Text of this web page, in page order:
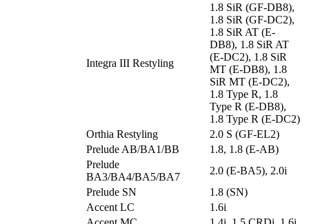
Integra III Restyling
1.8 SiR (GF-DB8),
1.8 SiR (GF-DC2),
1.8 SiR AT (E-
DB8), 1.8 SiR AT
(E-DC2), 1.8 SiR
MT (E-DB8), 1.8
SiR MT (E-DC2),
1.8 Type R, 1.8
Type R (E-DB8),
1.8 Type R (E-DC2)
Orthia Restyling
2.0 S (GF-EL2)
Prelude AB/BA1/BB
1.8, 1.8 (E-AB)
Prelude
BA3/BA4/BA5/BA7
2.0 (E-BA5), 2.0i
Prelude SN
1.8 (SN)
Accent LC
1.6i